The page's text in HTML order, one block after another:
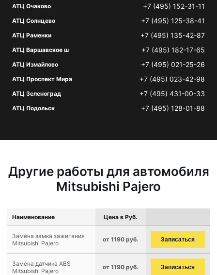
АТЦ Очаково +7 (495) 152-31-11
АТЦ Солнцево +7 (495) 125-38-41
АТЦ Раменки +7 (495) 135-42-87
АТЦ Варшавское ш +7 (495) 182-17-65
АТЦ Измайлово +7 (495) 021-25-26
АТЦ Проспект Мира +7 (495) 023-42-98
АТЦ Зеленоград +7 (495) 431-00-33
АТЦ Подольск +7 (495) 128-01-88
Другие работы для автомобиля
Mitsubishi Pajero
Наименование Цена в Руб.
Замена замка зажигания
Mitsubishi Pajero
от 1190 руб. Записаться
Замена датчика ABS
Mitsubishi Pajero
от 1190 руб. Записаться